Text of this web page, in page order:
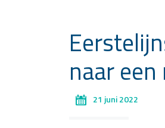
naar
21 juni 2022